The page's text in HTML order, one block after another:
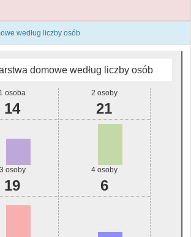
według liczby osób
domowe według liczby osób
1 osoba
14
2 osoby
21
3 osoby
19
4 osoby
6